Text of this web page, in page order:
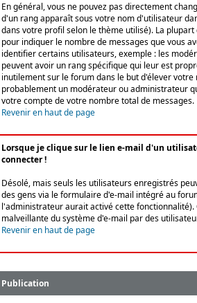
En général, vous ne pouvez pas directement
d'un rang apparaît sous votre nom d'utilisateur
dans votre profil selon le thème utilisé). La
pour indiquer le nombre de messages que vous
identifier certains utilisateurs, exemple : les
peuvent avoir un rang spécifique qui leur est
inutilement sur le forum dans le but d'élever votre
probablement un modérateur ou administrateur
votre compte de votre nombre total de messages.
Revenir en haut de page
Lorsque je clique sur le lien e-mail d'un
connecter !
Désolé, mais seuls les utilisateurs enregistrés
des gens via le formulaire d'e-mail intégré au
l'administrateur aurait activé cette
malveillante du système d'e-mail par des
Revenir en haut de page
Publication